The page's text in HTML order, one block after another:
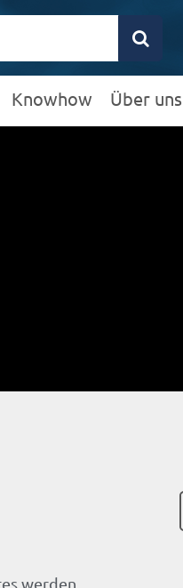
Knowhow Über uns
werden